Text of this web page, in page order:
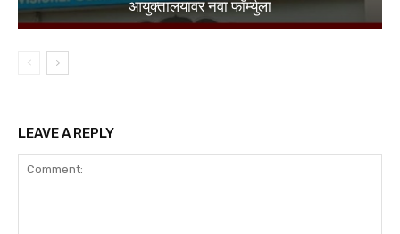
आयुक्तालयावर नवा फॉर्म्युला
LEAVE A REPLY